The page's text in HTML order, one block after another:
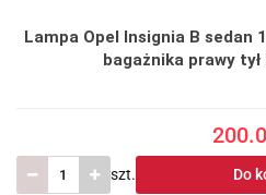
Lampa Opel Insignia B sedan
bagażnika prawy tył
szt. Do